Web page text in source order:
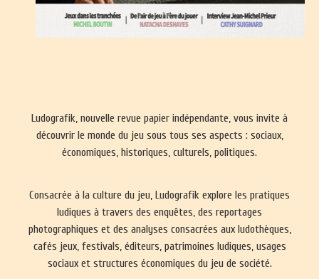
Ludografik, nouvelle revue papier indépendante, vous invite à
découvrir le monde du jeu sous tous ses aspects : sociaux,
économiques, historiques, culturels, politiques.
Consacrée à la culture du jeu, Ludografik explore les pratiques
ludiques à travers des enquêtes, des reportages
photographiques et des analyses consacrées aux ludothèques,
cafés jeux, festivals, éditeurs, patrimoines ludiques, usages
sociaux et structures économiques du jeu de société.